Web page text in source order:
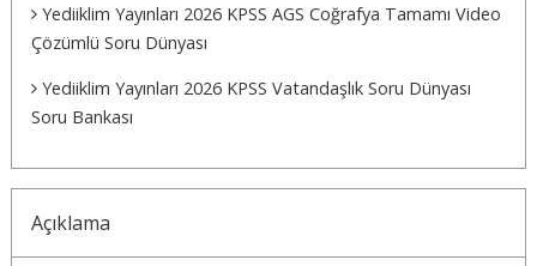
Yediiklim Yayınları 2026 KPSS AGS Coğrafya Tamamı Video
Çözümlü Soru Dünyası
Yediiklim Yayınları 2026 KPSS Vatandaşlık Soru Dünyası
Soru Bankası
Açıklama